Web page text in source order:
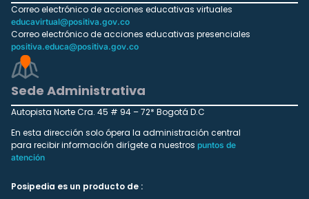
Correo electrónico de acciones educativas virtuales
educavirtual@positiva.gov.co
Correo electrónico de acciones educativas presenciales
positiva.educa@positiva.gov.co
Sede Administrativa
Autopista Norte Cra. 45 # 94 – 72* Bogotá D.C
En esta dirección solo ópera la administración central
para recibir información dirígete a nuestros puntos de
atención
Posipedia es un producto de :